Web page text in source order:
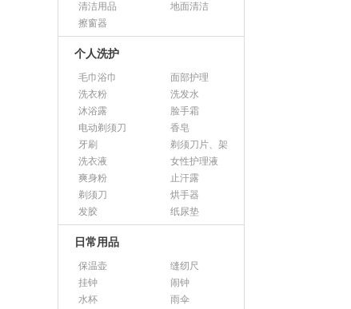
清洁用品
地面清洁
擦窗器
个人洗护
毛巾浴巾
面部护理
洗衣粉
洗发水
沐浴露
脸手霜
电动剃须刀
香皂
牙刷
剃须刀片、架
洗衣液
女性护理液
爽身粉
止汗露
剃须刀
烘手器
发胶
纸尿垫
日常用品
保温壶
缝纫尺
挂钟
闹钟
水杯
雨伞